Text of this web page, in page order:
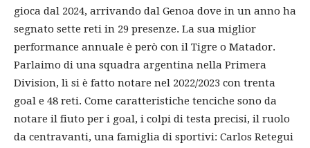
gioca dal 2024, arrivando dal Genoa dove in un anno ha
segnato sette reti in 29 presenze. La sua miglior
performance annuale è però con il Tigre o Matador.
Parlaimo di una squadra argentina nella Primera
Division, lì si è fatto notare nel 2022/2023 con trenta
goal e 48 reti. Come caratteristiche tenciche sono da
notare il fiuto per i goal, i colpi di testa precisi, il ruolo
da centravanti, una famiglia di sportivi: Carlos Retegui